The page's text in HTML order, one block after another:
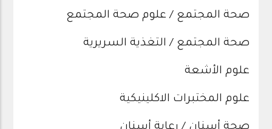
صحة المجتمع / علوم صحة المجتمع
صحة المجتمع / التغذية السريرية
علوم الأشعة
علوم المختبرات الاكلينيكية